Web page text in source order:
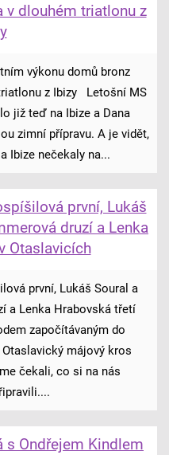
v dlouhém triatlonu z
výkonu domů bronz
z Ibizy Letošní MS
již teď na Ibize a Dana
zimní přípravu. A je vidět,
Ibize nečekaly na...
první, Lukáš
druzí a Lenka
Otaslavicích
první, Lukáš Soural a
a Lenka Hrabovská třetí
započítávaným do
májový kros
čekali, co si na nás
s Ondřejem Kindlem